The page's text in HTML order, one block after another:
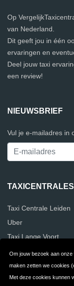
Om jouw bezoek aan
maken zetten we cookies
Met deze cookies kunnen
Op
van Nederland.
Dit geeft jou in één
ervaringen en
Deel jouw taxi
een review!
NIEUWSBRIEF
Vul je e-mailadres in
TAXICENTRALES
Taxi Centrale Leiden
Uber
Taxi Lange Voort
Contact